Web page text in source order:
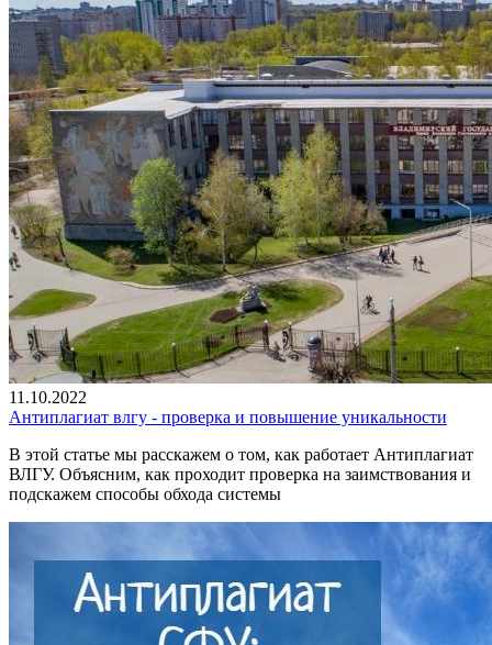
11.10.2022
Антиплагиат влгу - проверка и повышение уникальности
В этой статье мы расскажем о том, как работает Антиплагиат
ВЛГУ. Объясним, как проходит проверка на заимствования и
подскажем способы обхода системы